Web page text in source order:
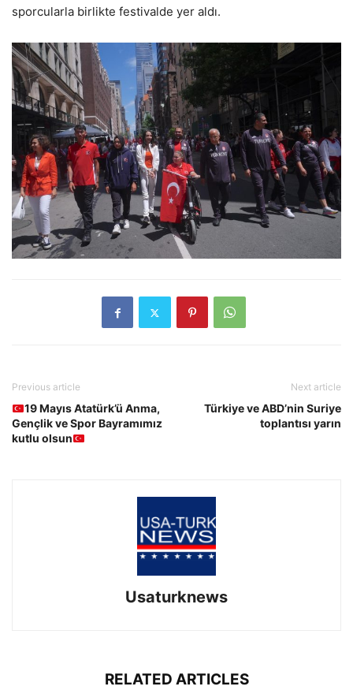
sporcularla birlikte festivalde yer aldı.
Previous article
19 Mayıs Atatürk’ü Anma,
Gençlik ve Spor Bayramımız
kutlu olsun
Next article
Türkiye ve ABD’nin Suriye
toplantısı yarın
Usaturknews
RELATED ARTICLES